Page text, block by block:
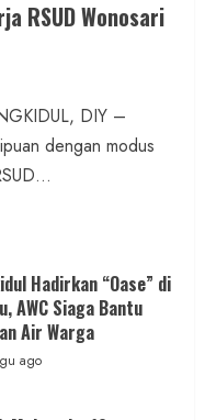
RSUD Wonosari
DIY –
dengan modus
Hadirkan “Oase” di
AWC Siaga Bantu
Air Warga
ago